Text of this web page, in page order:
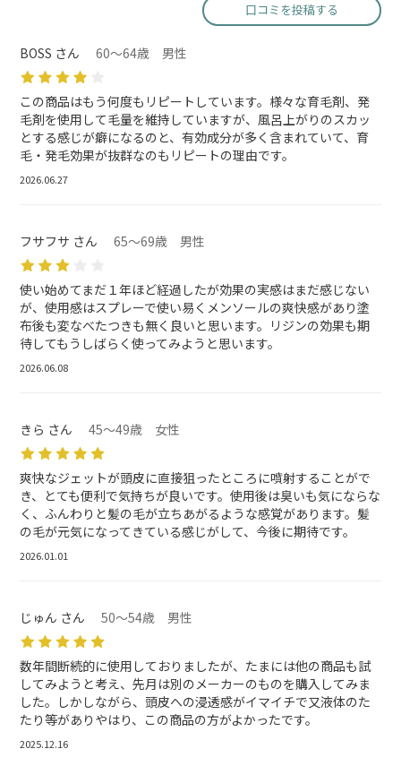
口コミを投稿する
BOSS さん 60～64歳 男性
この商品はもう何度もリピートしています。様々な育毛剤、発
毛剤を使用して毛量を維持していますが、風呂上がりのスカッ
とする感じが癖になるのと、有効成分が多く含まれていて、育
毛・発毛効果が抜群なのもリピートの理由です。
2026.06.27
フサフサ さん 65～69歳 男性
使い始めてまだ１年ほど経過したが効果の実感はまだ感じない
が、使用感はスプレーで使い易くメンソールの爽快感があり塗
布後も変なべたつきも無く良いと思います。リジンの効果も期
待してもうしばらく使ってみようと思います。
2026.06.08
きら さん 45～49歳 女性
爽快なジェットが頭皮に直接狙ったところに噴射することがで
き、とても便利で気持ちが良いです。使用後は臭いも気にならな
く、ふんわりと髪の毛が立ちあがるような感覚があります。髪
の毛が元気になってきている感じがして、今後に期待です。
2026.01.01
じゅん さん 50～54歳 男性
数年間断続的に使用しておりましたが、たまには他の商品も試
してみようと考え、先月は別のメーカーのものを購入してみま
した。しかしながら、頭皮への浸透感がイマイチで又液体のた
たり等がありやはり、この商品の方がよかったです。
2025.12.16